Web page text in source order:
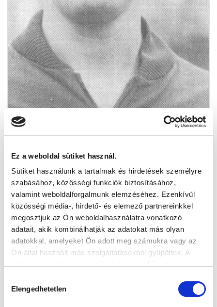
Ez a weboldal sütiket használ.
Sütiket használunk a tartalmak és hirdetések személyre
szabásához, közösségi funkciók biztosításához,
valamint weboldalforgalmunk elemzéséhez. Ezenkívül
közösségi média-, hirdető- és elemező partnereinkkel
megosztjuk az Ön weboldalhasználatra vonatkozó
adatait, akik kombinálhatják az adatokat más olyan
adatokkal, amelyeket Ön adott meg számukra vagy az
Ön által használt más szolgáltatásokból gyűjtöttek. A
kiválasztása
Elengedhetetlen
20 ÉVE HUNYT EL NAGY ISTVÁN, A
FÁRADHATATLAN "PARÓKA"
2019-10-22 00:00:00
Nagy Istvánra emlékezünk.